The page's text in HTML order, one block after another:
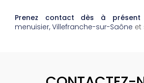
Prenez contact dès à
menuisier, Villefranche-sur-Saône et